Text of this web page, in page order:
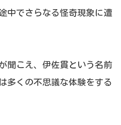
中でさらなる怪奇現象に遭
聞こえ、伊佐貫という名前
多くの不思議な体験をする